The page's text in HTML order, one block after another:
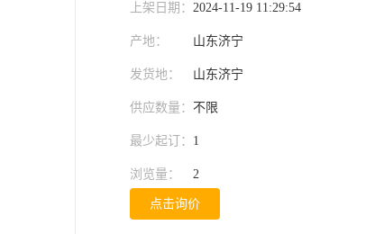
上架日期： 2024-11-19 11:29:54
产地： 山东济宁
发货地： 山东济宁
供应数量： 不限
最少起订： 1
浏览量： 2
点击询价